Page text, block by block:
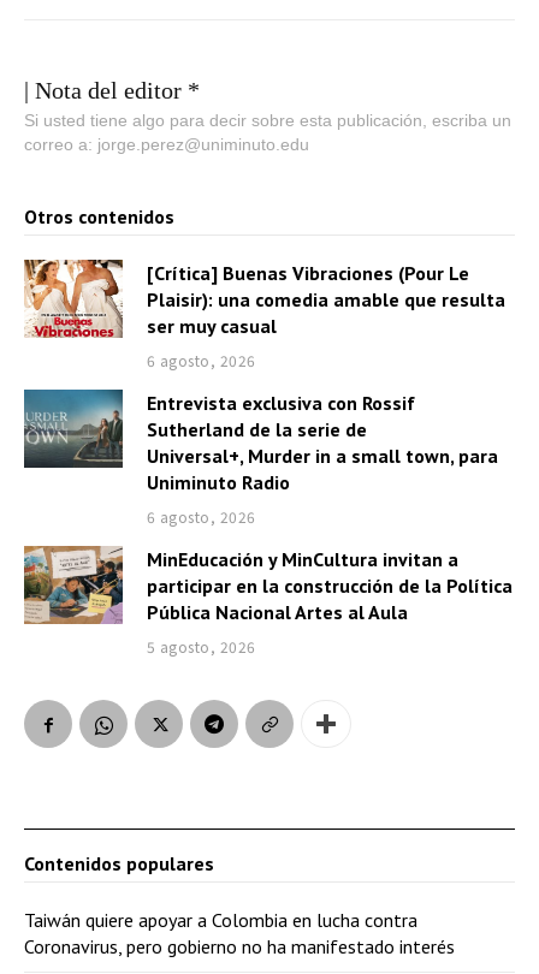
| Nota del editor *
Si usted tiene algo para decir sobre esta publicación, escriba un
correo a: jorge.perez@uniminuto.edu
Otros contenidos
[Crítica] Buenas Vibraciones (Pour Le
Plaisir): una comedia amable que resulta
ser muy casual
6 agosto, 2026
Entrevista exclusiva con Rossif
Sutherland de la serie de
Universal+, Murder in a small town, para
Uniminuto Radio
6 agosto, 2026
MinEducación y MinCultura invitan a
participar en la construcción de la Política
Pública Nacional Artes al Aula
5 agosto, 2026
Contenidos populares
Taiwán quiere apoyar a Colombia en lucha contra
Coronavirus, pero gobierno no ha manifestado interés